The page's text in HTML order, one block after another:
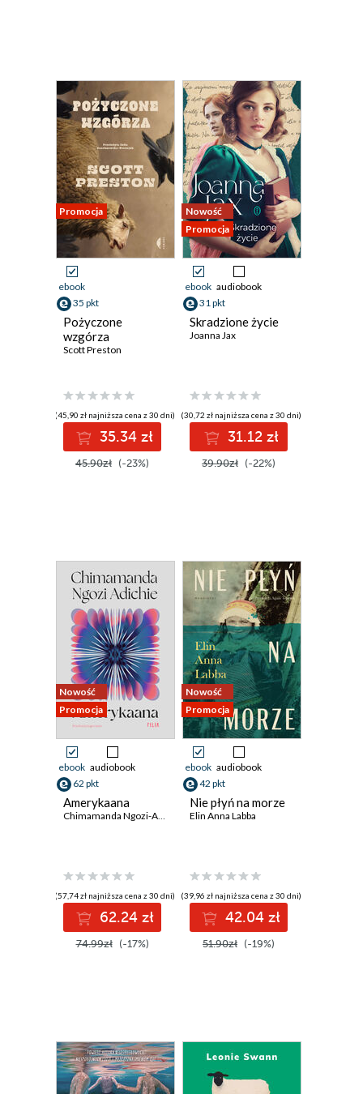
Promocja
ebook
35 pkt
Pożyczone
wzgórza
Scott Preston
(45,90 zł najniższa cena z 30 dni)
35.34 zł
45.90zł (-23%)
Nowość
Promocja
ebook audiobook
31 pkt
Skradzione życie
Joanna Jax
(30,72 zł najniższa cena z 30 dni)
31.12 zł
39.90zł (-22%)
Nowość
Promocja
ebook audiobook
62 pkt
Amerykaana
Chimamanda Ngozi-Adichie
(57,74 zł najniższa cena z 30 dni)
62.24 zł
74.99zł (-17%)
Nowość
Promocja
ebook audiobook
42 pkt
Nie płyń na morze
Elin Anna Labba
(39,96 zł najniższa cena z 30 dni)
42.04 zł
51.90zł (-19%)